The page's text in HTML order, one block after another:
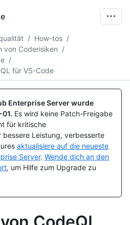
/ How-tos /
von Coderisiken /
/
für VS-Code
Enterprise Server wurde
. Es wird keine Patch-Freigabe
für kritische
bessere Leistung, verbesserte
aktualisiere auf die neueste
Server. Wende dich an den
, um Hilfe zum Upgrade zu